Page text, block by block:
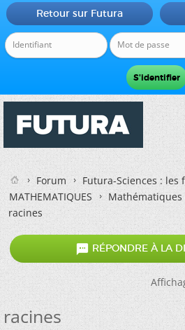
Retour sur Futura
Forum
Futura-Sciences : les
MATHEMATIQUES
racines
 RÉPONDRE À LA
racines